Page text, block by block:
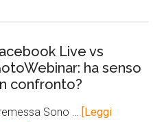
Live vs
ha senso
confronto?
Sono … [Leggi